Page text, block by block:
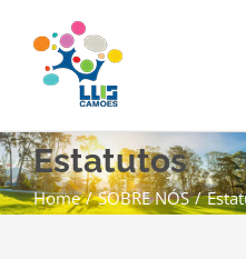
Estatutos
Home / SOBRE NÓS /